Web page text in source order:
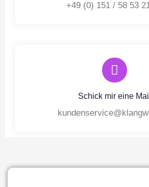
+49 (0) 151 / 58 53
Schick mir eine Mail